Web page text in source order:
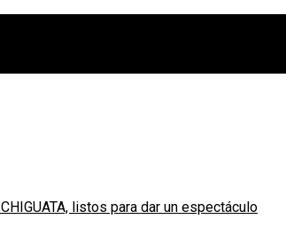
listos para dar un espectáculo